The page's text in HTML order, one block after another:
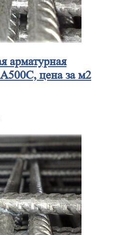
арматурная
цена за м2